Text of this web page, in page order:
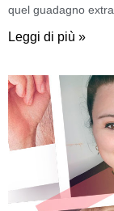
quel guadagno extra
Leggi di più »